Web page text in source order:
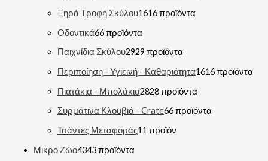
Ξηρά Τροφή Σκύλου1616 προϊόντα
Οδοντικά66 προϊόντα
Παιχνίδια Σκύλου2929 προϊόντα
Περιποίηση - Υγιεινή - Καθαριότητα1616 προϊόντα
Πιατάκια - Μπολάκια2828 προϊόντα
Συρμάτινα Κλουβιά - Crate66 προϊόντα
Τσάντες Μεταφοράς11 προϊόν
Μικρό Ζώο4343 προϊόντα